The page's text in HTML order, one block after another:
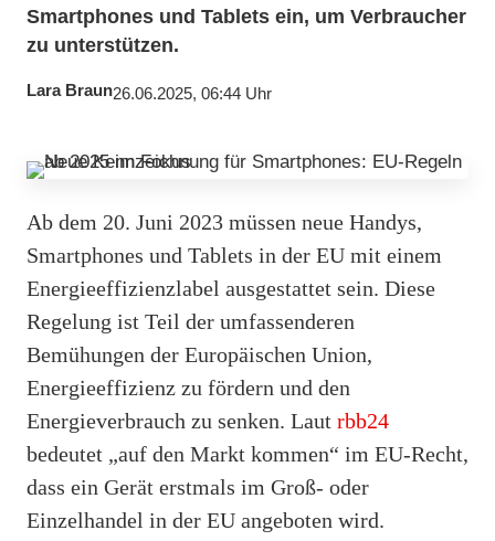
Smartphones und Tablets ein, um Verbraucher
zu unterstützen.
Lara Braun26.06.2025, 06:44 Uhr
Ab dem 20. Juni 2023 müssen neue Handys,
Smartphones und Tablets in der EU mit einem
Energieeffizienzlabel ausgestattet sein. Diese
Regelung ist Teil der umfassenderen
Bemühungen der Europäischen Union,
Energieeffizienz zu fördern und den
Energieverbrauch zu senken. Laut rbb24
bedeutet „auf den Markt kommen“ im EU-Recht,
dass ein Gerät erstmals im Groß- oder
Einzelhandel in der EU angeboten wird.